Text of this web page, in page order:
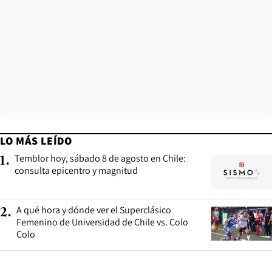
LO MÁS LEÍDO
1. Temblor hoy, sábado 8 de agosto en Chile:
consulta epicentro y magnitud
2. A qué hora y dónde ver el Superclásico
Femenino de Universidad de Chile vs. Colo
Colo